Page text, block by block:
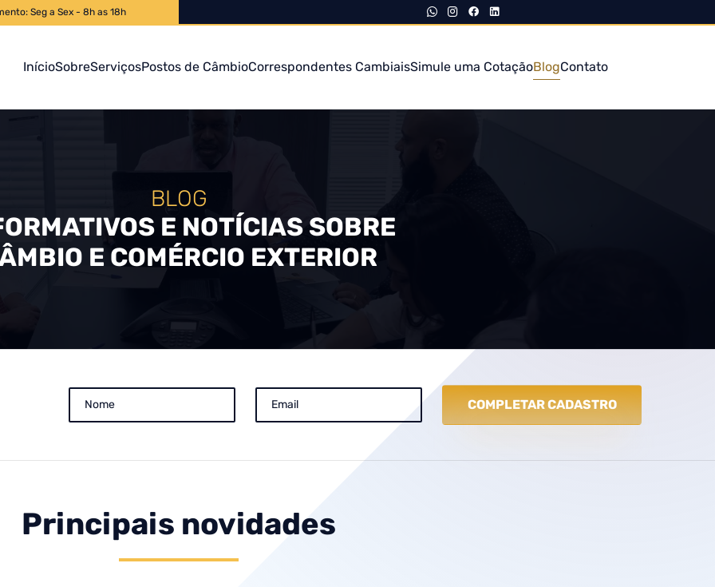
Seg a Sex - 8h as 18h
InícioSobreServiçosPostos de CâmbioCorrespondentes CambiaisSimule uma CotaçãoBlogContato
BLOG
E NOTÍCIAS SOBRE
E COMÉRCIO EXTERIOR
COMPLETAR CADASTRO
Principais novidades